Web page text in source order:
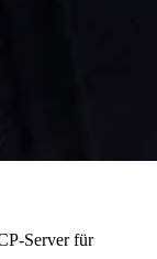
Server für